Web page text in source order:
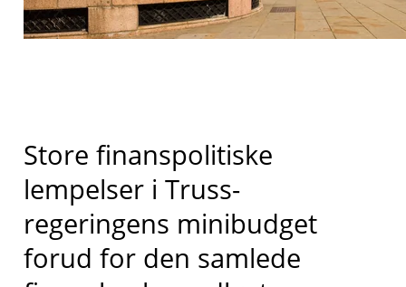
Store finanspolitiske
lempelser i Truss-
regeringens minibudget
forud for den samlede